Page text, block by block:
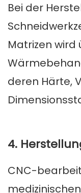
Bei der
Matrizen wird
deren Härte,
4.
CNC-